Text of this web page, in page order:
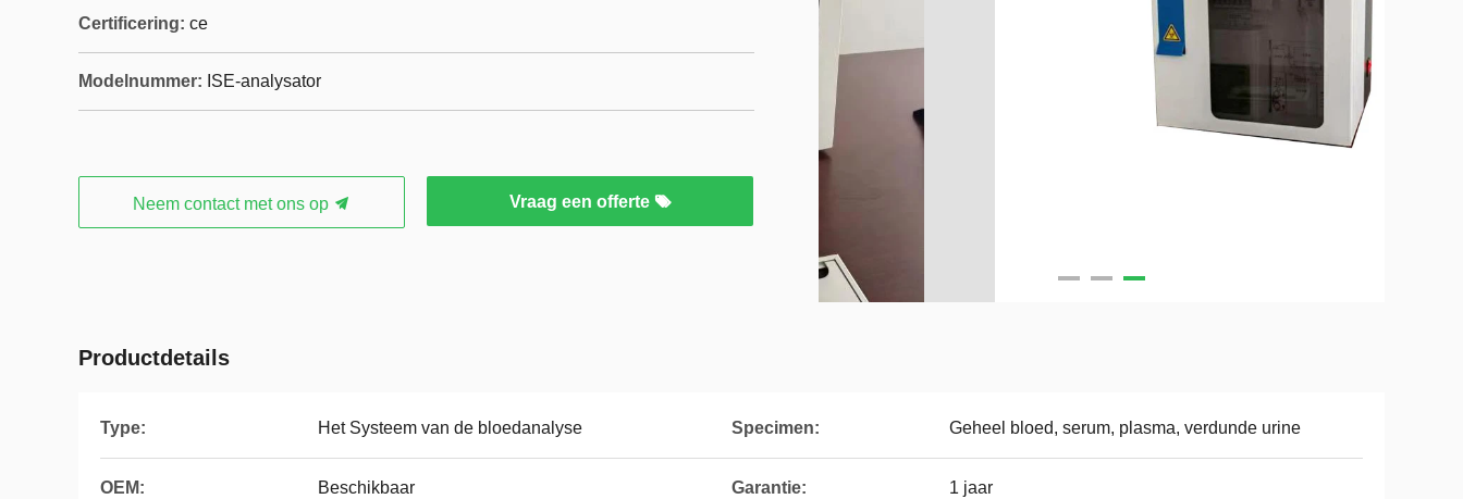
Certificering: ce
Modelnummer: ISE-analysator
Neem contact met ons op Vraag een offerte
Productdetails
Type: Het Systeem van de bloedanalyse Specimen: Geheel bloed, serum, plasma, verdunde urine
OEM: Beschikbaar Garantie: 1 jaar